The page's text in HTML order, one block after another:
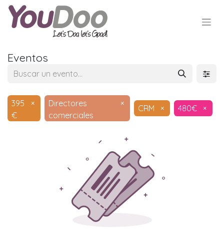
Eventos
395
€
×
Directores
comerciales
× CRM × 480€ ×